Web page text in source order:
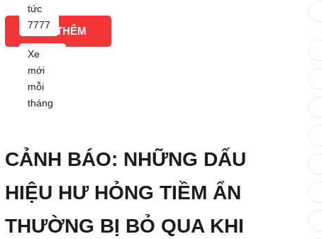
XEM THÊM
tức
7777
Xe
mới
mỗi
tháng
CẢNH BÁO: NHỮNG DẤU
HIỆU HƯ HỎNG TIỀM ẨN
THƯỜNG BỊ BỎ QUA KHI